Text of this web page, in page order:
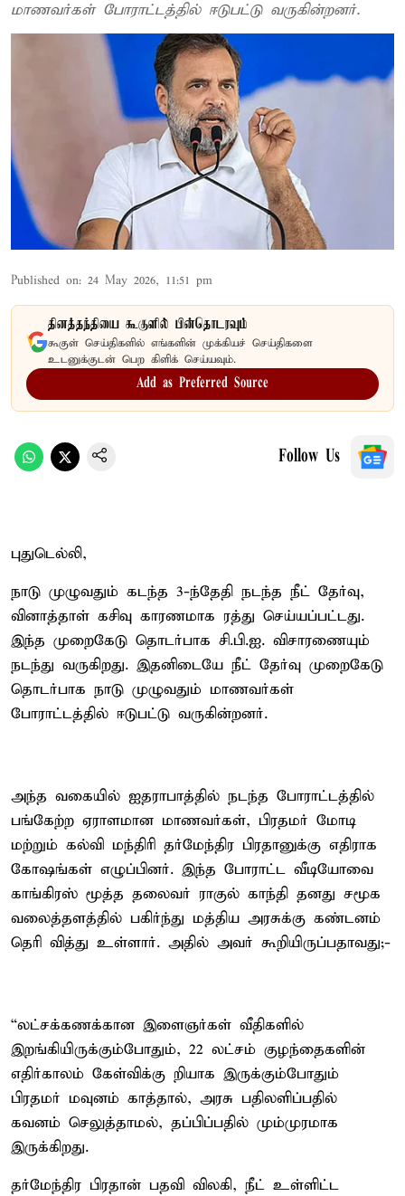
மாணவர்கள் போராட்டத்தில் ஈடுபட்டு வருகின்றனர்.
Published on: 24 May 2026, 11:51 pm
தினத்தந்தியை கூகுளில் பின்தொடரவும்
கூகுள் செய்திகளில் எங்களின் முக்கியச் செய்திகளை
உடனுக்குடன் பெற கிளிக் செய்யவும்.
Add as Preferred Source
Follow Us
புதுடெல்லி,
நாடு முழுவதும் கடந்த 3-ந்தேதி நடந்த நீட் தேர்வு,
வினாத்தாள் கசிவு காரணமாக ரத்து செய்யப்பட்டது.
இந்த முறைகேடு தொடர்பாக சி.பி.ஐ. விசாரணையும்
நடந்து வருகிறது. இதனிடையே நீட் தேர்வு முறைகேடு
தொடர்பாக நாடு முழுவதும் மாணவர்கள்
போராட்டத்தில் ஈடுபட்டு வருகின்றனர்.
அந்த வகையில் ஐதராபாத்தில் நடந்த போராட்டத்தில்
பங்கேற்ற ஏராளமான மாணவர்கள், பிரதமர் மோடி
மற்றும் கல்வி மந்திரி தர்மேந்திர பிரதானுக்கு எதிராக
கோஷங்கள் எழுப்பினர். இந்த போராட்ட வீடியோவை
காங்கிரஸ் மூத்த தலைவர் ராகுல் காந்தி தனது சமூக
வலைத்தளத்தில் பகிர்ந்து மத்திய அரசுக்கு கண்டனம்
தெரி வித்து உள்ளார். அதில் அவர் கூறியிருப்பதாவது;-
“லட்சக்கணக்கான இளைஞர்கள் வீதிகளில்
இறங்கியிருக்கும்போதும், 22 லட்சம் குழந்தைகளின்
எதிர்காலம் கேள்விக்கு றியாக இருக்கும்போதும்
பிரதமர் மவுனம் காத்தால், அரசு பதிலளிப்பதில்
கவனம் செலுத்தாமல், தப்பிப்பதில் மும்முரமாக
இருக்கிறது.
தர்மேந்திர பிரதான் பதவி விலகி, நீட் உள்ளிட்ட